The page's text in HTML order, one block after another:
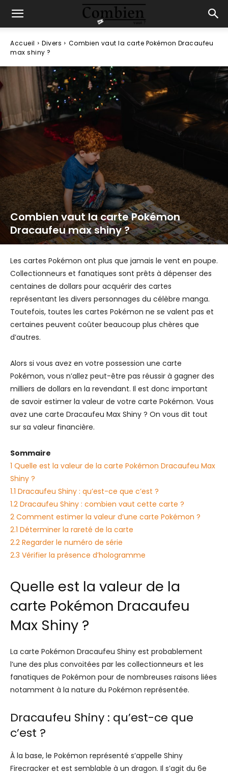
Accueil Divers
Combien vaut la carte Pokémon Dracaufeu
max shiny ?
Combien vaut la carte Pokémon
Dracaufeu max shiny ?
Les cartes Pokémon ont plus que jamais le vent en poupe.
Collectionneurs et fanatiques sont prêts à dépenser des
centaines de dollars pour acquérir des cartes
représentant les divers personnages du célèbre manga.
Toutefois, toutes les cartes Pokémon ne se valent pas et
certaines peuvent coûter beaucoup plus chères que
d’autres.
Alors si vous avez en votre possession une carte
Pokémon, vous n’allez peut-être pas réussir à gagner des
milliers de dollars en la revendant. Il est donc important
de savoir estimer la valeur de votre carte Pokémon. Vous
avez une carte Dracaufeu Max Shiny ? On vous dit tout
sur sa valeur financière.
Sommaire
1 Quelle est la valeur de la carte Pokémon Dracaufeu Max
Shiny ?
1.1 Dracaufeu Shiny : qu’est-ce que c’est ?
1.2 Dracaufeu Shiny : combien vaut cette carte ?
2 Comment estimer la valeur d’une carte Pokémon ?
2.1 Déterminer la rareté de la carte
2.2 Regarder le numéro de série
2.3 Vérifier la présence d’hologramme
Quelle est la valeur de la
carte Pokémon Dracaufeu
Max Shiny ?
La carte Pokémon Dracaufeu Shiny est probablement
l’une des plus convoitées par les collectionneurs et les
fanatiques de Pokémon pour de nombreuses raisons liées
notamment à la nature du Pokémon représentée.
Dracaufeu Shiny : qu’est-ce que
c’est ?
À la base, le Pokémon représenté s’appelle Shiny
Firecracker et est semblable à un dragon. Il s’agit du 6e